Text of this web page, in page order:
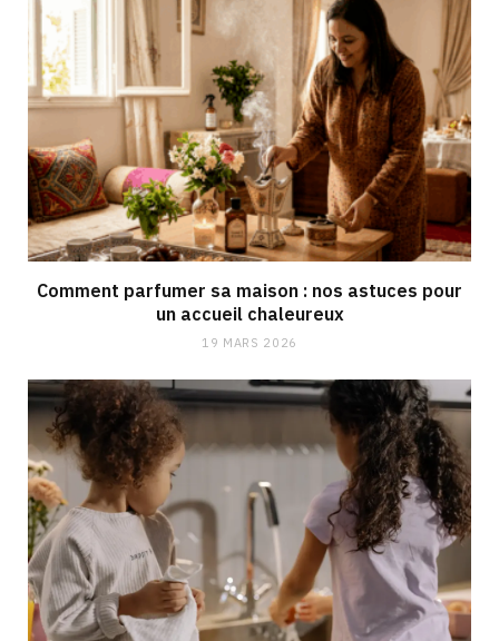
Comment parfumer sa maison : nos astuces pour
un accueil chaleureux
19 MARS 2026